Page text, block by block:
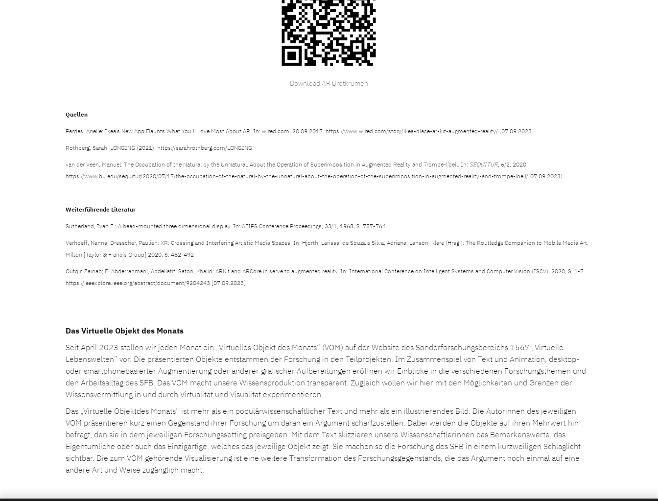
Download AR Brotkrumen
Quellen
Pardes, Arielle: Ikea’s New App Flaunts What You’ll Love Most About AR. In: wired.com, 20.09.2017. https://www.wired.com/story/ikea-place-ar-kit-augmented-reality/ [07.09.2023]
Rothberg, Sarah: LONGING (2021). https://sarahrothberg.com/LONGING
van der Veen, Manuel: The Occupation of the Natural by the UnNatural. About the Operation of Superimposition in Augmented Reality and Trompe-l’oeil. In: SEQUITUR, 6/2, 2020.
https://www.bu.edu/sequitur/2020/07/17/the-occupation-of-the-natural-by-the-unnatural-about-the-operation-of-the-superimposition-in-augmented-reality-and-trompe-loeil/[07.09.2023]
Weiterführende Literatur
Sutherland, Ivan E.: A head-mounted three dimensional display. In: AFIPS Conference Proceedings, 33/1, 1968, S. 757-764
Verhoeff, Nanna; Dresscher, Paulien: XR: Crossing and Interfering Artistic Media Spaces. In: Hjorth, Larissa; de Souza e Silva, Adriana; Lanson, Klare (Hrsg.): The Routledge Companion to Mobile Media Art.
Milton [Taylor & Francis Group] 2020, S. 482-492
Oufqir, Zainab; El Abderrahmani, Abdellatif; Satori, Khalid: ARKit and ARCore in serve to augmented reality. In: International Conference on Intelligent Systems and Computer Vision (ISCV). 2020, S. 1-7.
https://ieeexplore.ieee.org/abstract/document/9204243 [07.09.2023]
Das Virtuelle Objekt des Monats
Seit April 2023 stellen wir jeden Monat ein „Virtuelles Objekt des Monats“ (VOM) auf der Website des Sonderforschungsbereichs 1567 „Virtuelle
Lebenswelten“ vor. Die präsentierten Objekte entstammen der Forschung in den Teilprojekten. Im Zusammenspiel von Text und Animation, desktop-
oder smartphonebasierter Augmentierung oder anderer grafischer Aufbereitungen eröffnen wir Einblicke in die verschiedenen Forschungsthemen und
den Arbeitsalltag des SFB. Das VOM macht unsere Wissensproduktion transparent. Zugleich wollen wir hier mit den Möglichkeiten und Grenzen der
Wissensvermittlung in und durch Virtualität und Visualität experimentieren.
Das „Virtuelle Objektdes Monats“ ist mehr als ein populärwissenschaftlicher Text und mehr als ein illustrierendes Bild. Die Autorinnen des jeweiligen
VOM präsentieren kurz einen Gegenstand ihrer Forschung um daran ein Argument scharfzustellen. Dabei werden die Objekte auf ihren Mehrwert hin
befragt, den sie in dem jeweiligen Forschungssetting preisgeben. Mit dem Text skizzieren unsere Wissenschaftlerinnen das Bemerkenswerte, das
Eigentümliche oder auch das Einzigartige, welches das jeweilige Objekt zeigt. Sie machen so die Forschung des SFB in einem kurzweiligen Schlaglicht
sichtbar. Die zum VOM gehörende Visualisierung ist eine weitere Transformation des Forschungsgegenstands, die das Argument noch einmal auf eine
andere Art und Weise zugänglich macht.